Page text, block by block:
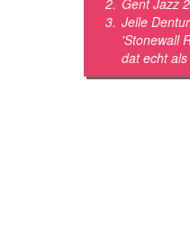
Jelle
'Stonewall
dat echt